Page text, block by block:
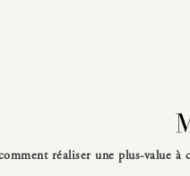
réaliser une plus-value à